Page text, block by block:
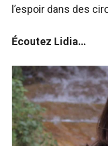
l’espoir dans des
Écoutez Lidia…